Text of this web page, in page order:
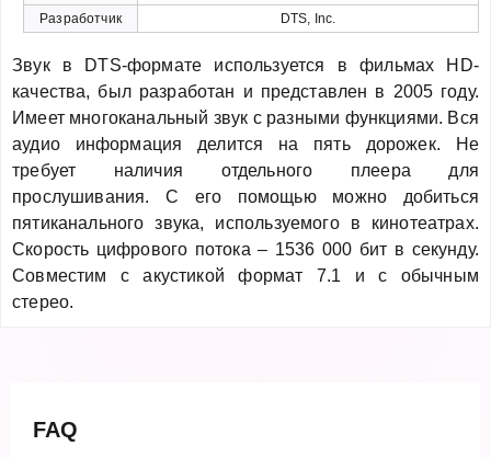
Разработчик
DTS, Inc.
Звук в DTS-формате используется в фильмах HD-
качества, был разработан и представлен в 2005 году.
Имеет многоканальный звук с разными функциями. Вся
аудио информация делится на пять дорожек. Не
требует наличия отдельного плеера для
прослушивания. С его помощью можно добиться
пятиканального звука, используемого в кинотеатрах.
Скорость цифрового потока – 1536 000 бит в секунду.
Совместим с акустикой формат 7.1 и с обычным
стерео.
FAQ